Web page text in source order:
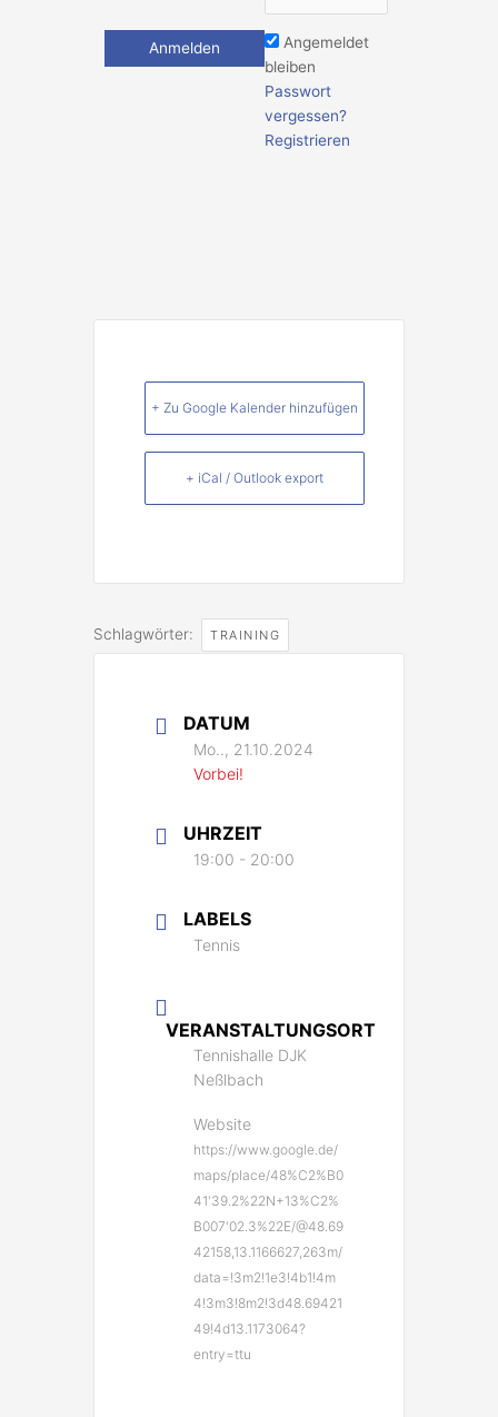
Angemeldet
bleiben
Passwort
vergessen?
Registrieren
+ Zu Google Kalender hinzufügen
+ iCal / Outlook export
Schlagwörter: TRAINING
DATUM
Mo.., 21.10.2024
Vorbei!
UHRZEIT
19:00 - 20:00
LABELS
Tennis
VERANSTALTUNGSORT
Tennishalle DJK
Neßlbach
Website
https://www.google.de/
maps/place/48%C2%B0
41'39.2%22N+13%C2%
B007'02.3%22E/@48.69
42158,13.1166627,263m/
data=!3m2!1e3!4b1!4m
4!3m3!8m2!3d48.69421
49!4d13.1173064?
entry=ttu